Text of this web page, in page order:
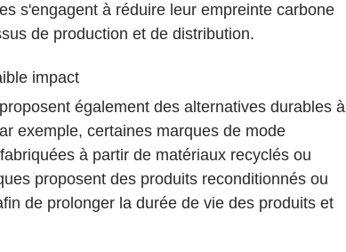
s'engagent à réduire leur empreinte carbone
de production et de distribution.
impact
également des alternatives durables à
exemple, certaines marques de mode
à partir de matériaux recyclés ou
proposent des produits reconditionnés ou
de prolonger la durée de vie des produits et